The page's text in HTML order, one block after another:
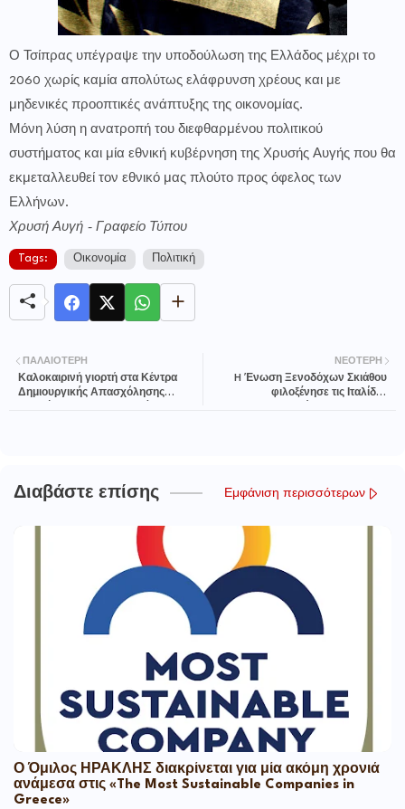
Ο Τσίπρας υπέγραψε την υποδούλωση της Ελλάδος μέχρι το
2060 χωρίς καμία απολύτως ελάφρυνση χρέους και με
μηδενικές προοπτικές ανάπτυξης της οικονομίας.
Μόνη λύση η ανατροπή του διεφθαρμένου πολιτικού
συστήματος και μία εθνική κυβέρνηση της Χρυσής Αυγής που θα
εκμεταλλευθεί τον εθνικό μας πλούτο προς όφελος των
Ελλήνων.
Χρυσή Αυγή - Γραφείο Τύπου
Tags: Οικονομία Πολιτική
ΝΕΌΤΕΡΗ
H Ένωση Ξενοδόχων Σκιάθου
φιλοξένησε τις Ιταλίδες
ΠΑΛΑΙΌΤΕΡΗ
Καλοκαιρινή γιορτή στα Κέντρα
Δημιουργικής Απασχόλησης
Διαβάστε επίσης Εμφάνιση περισσότερων
Ο Όμιλος ΗΡΑΚΛΗΣ διακρίνεται για μία ακόμη χρονιά
ανάμεσα στις «The Most Sustainable Companies in
Greece»